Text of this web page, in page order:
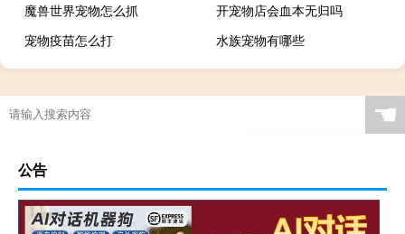
魔兽世界宠物怎么抓
开宠物店会血本无归吗
宠物疫苗怎么打
水族宠物有哪些
☚
公告